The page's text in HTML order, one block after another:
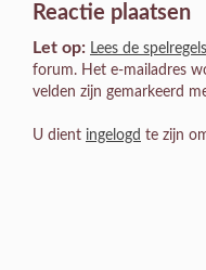
Reactie plaatsen
Let op: Lees de spelregels
forum. Het e-mailadres
velden zijn gemarkeerd
U dient ingelogd te zijn